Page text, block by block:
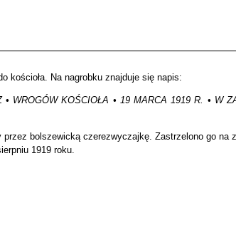
kościoła. Na nagrobku znajduje się napis:
WROGÓW KOŚCIOŁA • 19 MARCA 1919 R. • W
bolszewicką czerezwyczajkę. Zastrzelono go na
1919 roku.